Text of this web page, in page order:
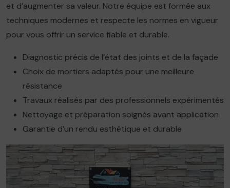
et d’augmenter sa valeur. Notre équipe est formée aux
techniques modernes et respecte les normes en vigueur
pour vous offrir un service fiable et durable.
Diagnostic précis de l’état des joints et de la façade
Choix de mortiers adaptés pour une meilleure
résistance
Travaux réalisés par des professionnels expérimentés
Nettoyage et préparation soignés avant application
Garantie d’un rendu esthétique et durable